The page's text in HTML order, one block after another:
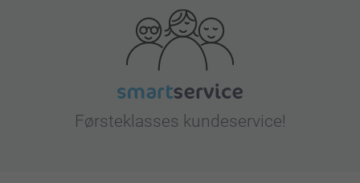
Førsteklasses kundeservice!